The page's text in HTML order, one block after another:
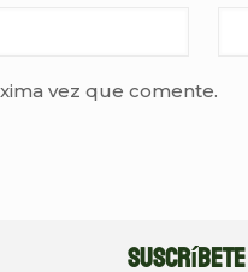
vez que comente.